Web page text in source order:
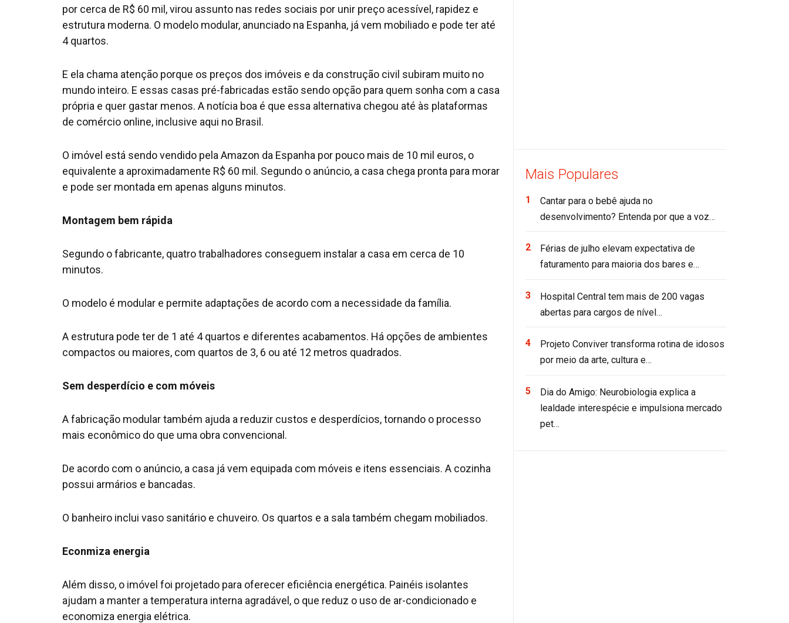
por cerca de R$ 60 mil, virou assunto nas redes sociais por unir preço acessível, rapidez e
estrutura moderna. O modelo modular, anunciado na Espanha, já vem mobiliado e pode ter até
4 quartos.
E ela chama atenção porque os preços dos imóveis e da construção civil subiram muito no
mundo inteiro. E essas casas pré-fabricadas estão sendo opção para quem sonha com a casa
própria e quer gastar menos. A notícia boa é que essa alternativa chegou até às plataformas
de comércio online, inclusive aqui no Brasil.
O imóvel está sendo vendido pela Amazon da Espanha por pouco mais de 10 mil euros, o
equivalente a aproximadamente R$ 60 mil. Segundo o anúncio, a casa chega pronta para morar
e pode ser montada em apenas alguns minutos.
Montagem bem rápida
Segundo o fabricante, quatro trabalhadores conseguem instalar a casa em cerca de 10
minutos.
O modelo é modular e permite adaptações de acordo com a necessidade da família.
A estrutura pode ter de 1 até 4 quartos e diferentes acabamentos. Há opções de ambientes
compactos ou maiores, com quartos de 3, 6 ou até 12 metros quadrados.
Sem desperdício e com móveis
A fabricação modular também ajuda a reduzir custos e desperdícios, tornando o processo
mais econômico do que uma obra convencional.
De acordo com o anúncio, a casa já vem equipada com móveis e itens essenciais. A cozinha
possui armários e bancadas.
O banheiro inclui vaso sanitário e chuveiro. Os quartos e a sala também chegam mobiliados.
Econmiza energia
Além disso, o imóvel foi projetado para oferecer eficiência energética. Painéis isolantes
ajudam a manter a temperatura interna agradável, o que reduz o uso de ar-condicionado e
economiza energia elétrica.
Mais Populares
Cantar para o bebê ajuda no
desenvolvimento? Entenda por que a voz…
Férias de julho elevam expectativa de
faturamento para maioria dos bares e…
Hospital Central tem mais de 200 vagas
abertas para cargos de nível…
Projeto Conviver transforma rotina de idosos
por meio da arte, cultura e…
Dia do Amigo: Neurobiologia explica a
lealdade interespécie e impulsiona mercado
pet…